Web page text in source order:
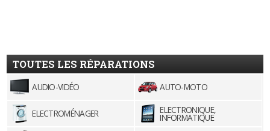
TOUTES LES RÉPARATIONS
AUDIO-VIDÉO AUTO-MOTO
ELECTROMÉNAGER ELECTRONIQUE,
INFORMATIQUE